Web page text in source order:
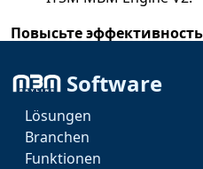
Повысьте
встроенный модуль ITSM
оптимизируйте
устройствами
отображению данных.
Software
Lösungen
Branchen
Funktionen